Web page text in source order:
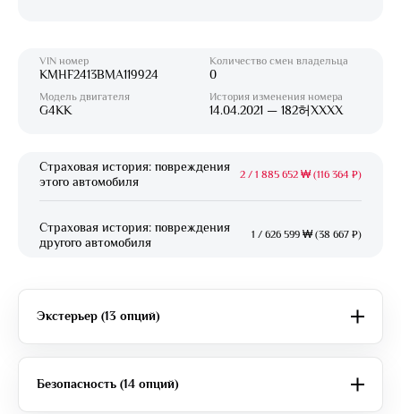
VIN номер
KMHF2413BMA119924
Модель двигателя
G4KK
Количество смен владельца
0
История изменения номера
14.04.2021 — 182허XXXX
Страховая история: повреждения
этого автомобиля
2 / 1 885 652 ₩ (116 364 ₽)
Страховая история: повреждения
другого автомобиля
1 / 626 599 ₩ (38 667 ₽)
Экстерьер (13 опций)
Безопасность (14 опций)